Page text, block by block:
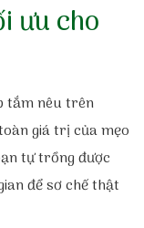
ưu cho
tắm nêu trên
giá trị của mẹo
tự trồng được
để sơ chế thật